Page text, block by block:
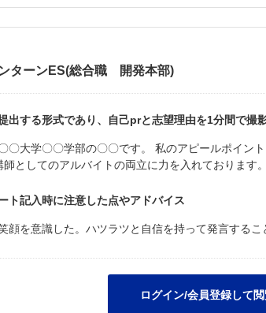
ンターンES(総合職 開発本部)
出する形式であり、自己prと志望理由を1分間で撮影
〇大学〇〇学部の〇〇です。 私のアピールポイン
師としてのアルバイトの両立に力を入れております
ト記入時に注意した点やアドバイス
顔を意識した。ハツラツと自信を持って発言するこ